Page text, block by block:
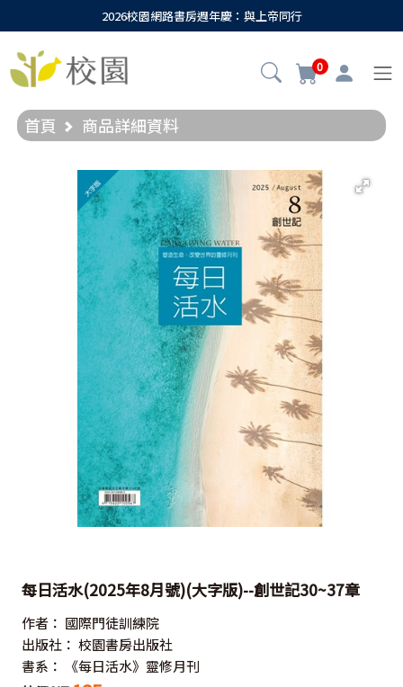
2026校園網路書房週年慶：與上帝同行
0
首頁 商品詳細資料
每日活水(2025年8月號)(大字版)--創世記30~37章
作者： 國際門徒訓練院
出版社： 校園書房出版社
書系：
《每日活水》靈修月刊